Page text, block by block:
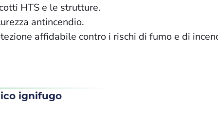
HTS e le strutture.
antincendio.
affidabile contro i rischi di fumo e di
ignifugo